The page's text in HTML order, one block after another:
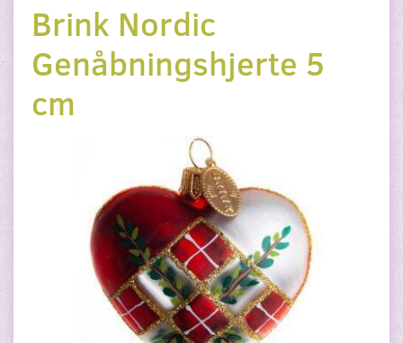
Brink Nordic
Genåbningshjerte 5
cm